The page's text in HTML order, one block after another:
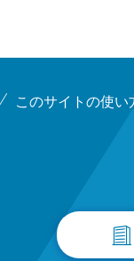
このサイトの使い